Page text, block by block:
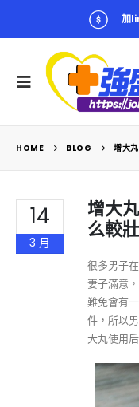
加
HOME BLOG 增大丸
14
3 月
增大
么較
很多男子
妻子滿意
難免會有
件，所以
大丸使用